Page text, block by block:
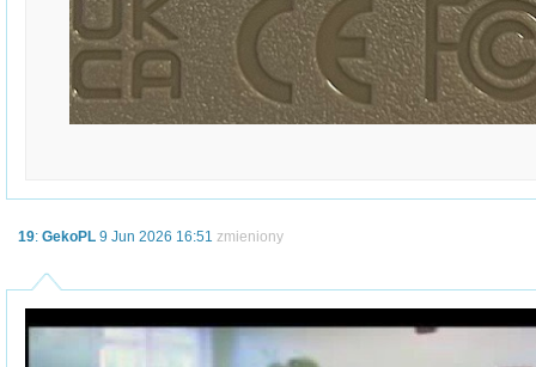
19: GekoPL 9 Jun 2026 16:51 zmieniony